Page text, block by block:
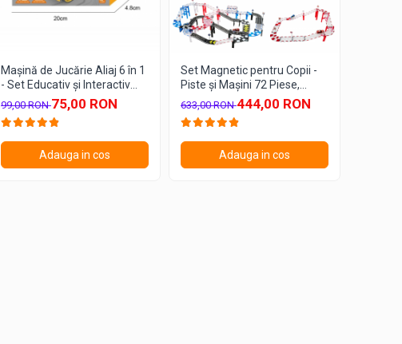
Mașină de Jucărie Aliaj 6 în 1
- Set Educativ și Interactiv
pentru Copii
99,00 RON75,00 RON
Adauga in cos
Set Magnetic pentru Copii -
Piste și Mașini 72 Piese,
Jucării Educaționale
633,00 RON444,00 RON
Adauga in cos